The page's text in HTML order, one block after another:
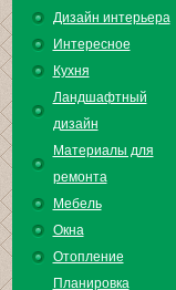
Дизайн интерьера
Интересное
Кухня
Ландшафтный
дизайн
Материалы для
ремонта
Мебель
Окна
Отопление
Планировка